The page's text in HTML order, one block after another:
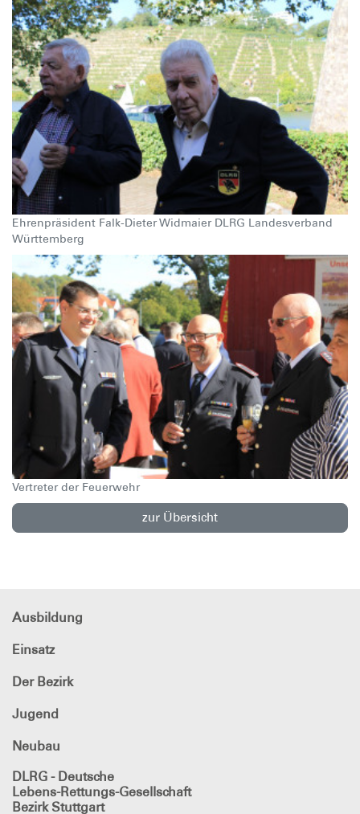
Ehrenpräsident Falk-Dieter Widmaier DLRG Landesverband
Württemberg
Vertreter der Feuerwehr
zur Übersicht
Ausbildung
Einsatz
Der Bezirk
Jugend
Neubau
DLRG - Deutsche
Lebens-Rettungs-Gesellschaft
Bezirk Stuttgart